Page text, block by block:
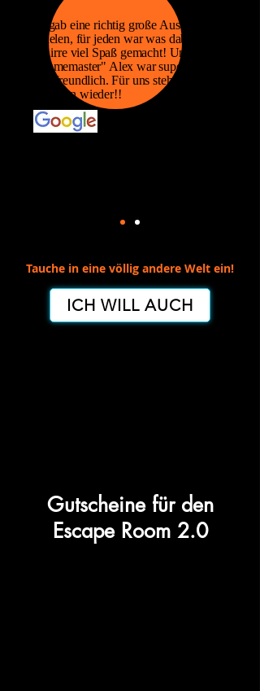
Es gab eine richtig große Auswahl an
Spielen, für jeden war was dabei. Es
hat irre viel Spaß gemacht! Unser
"Gamemaster" Alex war super nett
und freundlich. Für uns steht fest: Wir
kommen wieder!!
Tauche in eine völlig andere Welt ein!
ICH WILL AUCH
Gutscheine für den
Escape Room 2.0